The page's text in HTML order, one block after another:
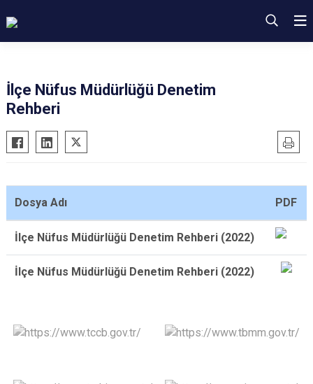
İlçe Nüfus Müdürlüğü Denetim
Rehberi
Dosya Adı PDF
İlçe Nüfus Müdürlüğü Denetim Rehberi (2022)
İlçe Nüfus Müdürlüğü Denetim Rehberi (2022)